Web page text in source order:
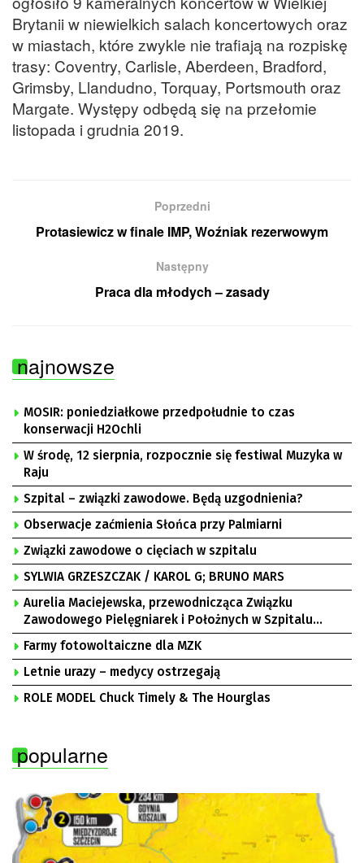
Brytanii w niewielkich salach koncertowych oraz
w miastach, które zwykle nie trafiają na rozpiskę
trasy: Coventry, Carlisle, Aberdeen, Bradford,
Grimsby, Llandudno, Torquay, Portsmouth oraz
Margate. Występy odbędą się na przełomie
listopada i grudnia 2019.
Poprzedni
Protasiewicz w finale IMP, Woźniak rezerwowym
Następny
Praca dla młodych – zasady
najnowsze
MOSIR: poniedziałkowe przedpołudnie to czas
konserwacji H2Ochli
W środę, 12 sierpnia, rozpocznie się festiwal Muzyka w
Raju
Szpital – związki zawodowe. Będą uzgodnienia?
Obserwacje zaćmienia Słońca przy Palmiarni
Związki zawodowe o cięciach w szpitalu
SYLWIA GRZESZCZAK / KAROL G; BRUNO MARS
Aurelia Maciejewska, przewodnicząca Związku
Zawodowego Pielęgniarek i Położnych w Szpitalu
Uniwersyteckim w Zielonej Górze, Bogusław
Motowidełko, przewodniczący Zarządu Regionu NSZZ
„Solidarność” Zielona Góra
Farmy fotowoltaiczne dla MZK
Letnie urazy – medycy ostrzegają
ROLE MODEL Chuck Timely & The Hourglas
popularne